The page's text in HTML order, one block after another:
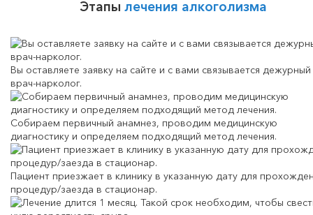
Этапы лечения алкоголизма
Вы оставляете заявку на сайте и с вами связывается дежурный
врач-нарколог.
Собираем первичный анамнез, проводим медицинскую
диагностику и определяем подходящий метод лечения.
Пациент приезжает в клинику в указанную дату для
процедур/заезда в стационар.